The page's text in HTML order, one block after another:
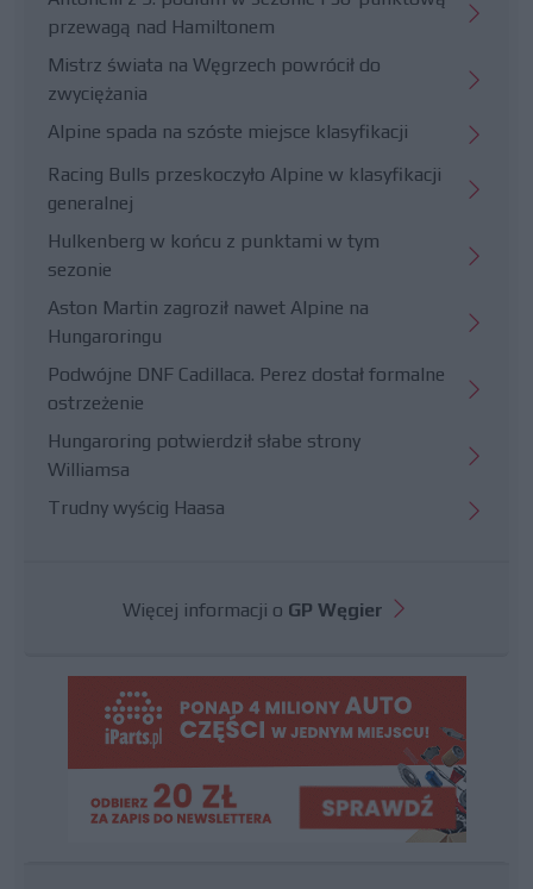
przewagą nad Hamiltonem
Mistrz świata na Węgrzech powrócił do
zwyciężania
Alpine spada na szóste miejsce klasyfikacji
Racing Bulls przeskoczyło Alpine w klasyfikacji
generalnej
Hulkenberg w końcu z punktami w tym
sezonie
Aston Martin zagroził nawet Alpine na
Hungaroringu
Podwójne DNF Cadillaca. Perez dostał formalne
ostrzeżenie
Hungaroring potwierdził słabe strony
Williamsa
Trudny wyścig Haasa
Więcej informacji o GP Węgier